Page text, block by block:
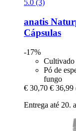
5.0 (3)
anatis
Cápsulas
-17%
Cultivado
Pó de
fungo
€ 30,70 € 36,99
Entrega até 20.